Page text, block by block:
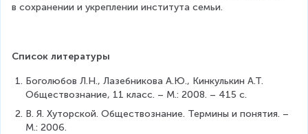
в сохранении и укреплении института семьи.
Список литературы
Боголюбов Л.Н., Лазебникова А.Ю., Кинкулькин А.Т.
Обществознание, 11 класс. – М.: 2008. – 415 с.
В. Я. Хуторской. Обществознание. Термины и понятия. –
М.: 2006.